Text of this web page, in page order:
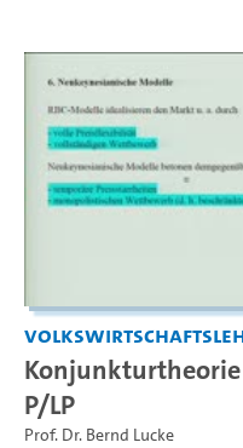
P/LP
Prof. Dr. Bernd Lucke